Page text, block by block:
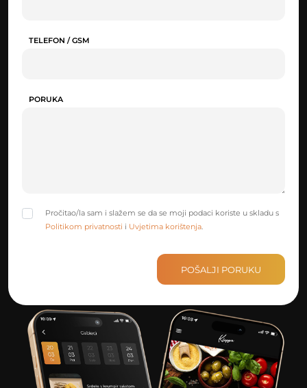
TELEFON / GSM
PORUKA
Pročitao/la sam i slažem se da se moji podaci koriste u skladu s
Politikom privatnosti i Uvjetima korištenja.
POŠALJI PORUKU